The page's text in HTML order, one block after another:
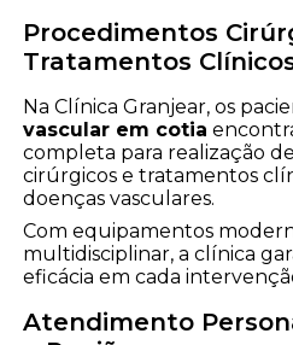
Procedimentos
Tratamentos
Na Clínica Granjear, os
vascular em cotia
completa para realização
cirúrgicos e tratamentos
doenças vasculares.
Com equipamentos
multidisciplinar, a clínica
eficácia em cada
Atendimento